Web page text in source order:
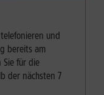
und
bereits am
für die
der nächsten 7